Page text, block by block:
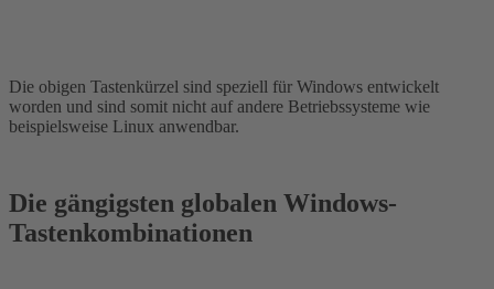
Die obigen Tastenkürzel sind speziell für Windows entwickelt
worden und sind somit nicht auf andere Betriebssysteme wie
beispielsweise Linux anwendbar.
Die gängigsten globalen Windows-
Tastenkombinationen